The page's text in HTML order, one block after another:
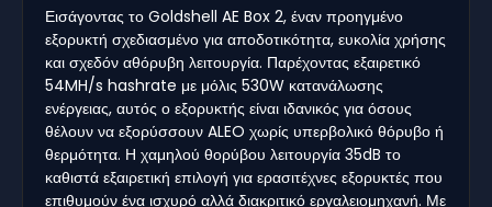
Εισάγοντας το Goldshell AE Box 2, έναν προηγμένο
εξορυκτή σχεδιασμένο για αποδοτικότητα, ευκολία χρήσης
και σχεδόν αθόρυβη λειτουργία. Παρέχοντας εξαιρετικό
54MH/s hashrate με μόλις 530W κατανάλωσης
ενέργειας, αυτός ο εξορυκτής είναι ιδανικός για όσους
θέλουν να εξορύσσουν ALEO χωρίς υπερβολικό θόρυβο ή
θερμότητα. Η χαμηλού θορύβου λειτουργία 35dB το
καθιστά εξαιρετική επιλογή για ερασιτέχνες εξορυκτές που
επιθυμούν ένα ισχυρό αλλά διακριτικό εργαλειομηχανή. Με